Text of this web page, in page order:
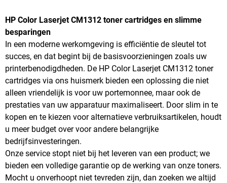
HP Color Laserjet CM1312 toner cartridges en slimme
besparingen
In een moderne werkomgeving is efficiëntie de sleutel tot
succes, en dat begint bij de basisvoorzieningen zoals uw
printerbenodigdheden. De HP Color Laserjet CM1312 toner
cartridges via ons huismerk bieden een oplossing die niet
alleen vriendelijk is voor uw portemonnee, maar ook de
prestaties van uw apparatuur maximaliseert. Door slim in te
kopen en te kiezen voor alternatieve verbruiksartikelen, houdt
u meer budget over voor andere belangrijke
bedrijfsinvesteringen.
Onze service stopt niet bij het leveren van een product; we
bieden een volledige garantie op de werking van onze toners.
Mocht u onverhoopt niet tevreden zijn, dan zoeken we altijd